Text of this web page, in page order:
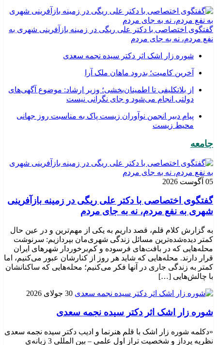
گفتگوی اختصاصی با دکتر علی ریگی در زمینه بازآفرینی شهری به
نفع مردم، نه به جای مردم
شوره زار اشک اثر دکتر سیده نجمه سعدی
​آخرین کامیت؛ بدرود ماهان ملک آرا
از بلاتکلیفی تا اطمینان‌بخشی؛ وزیر ارشاد: موضوع آگهی‌های
دولتی انجام می‌شود و جای نگرانی نیست
پیام دبیر انجمن نوآوران زیست پاک به مناسبت روز جهانی
محیط زیست
جامعه
05 آگوست 2026
گفتگوی اختصاصی با دکتر علی ریگی در زمینه بازآفرینی
شهری به نفع مردم، نه به جای مردم
به گزارش کلام قلم، قصد داریم به یکی از مهم‌ترین و در عین حال
کمتر دیده‌شده‌ترین مسائل زندگی شهری‌مان بپردازیم: سرنوشت
محله‌هایی که در بافت‌های فرسوده و کم‌برخوردار شهرهای ایران
قرار دارند. محله‌هایی که شاید هر روز از کنارشان عبور می‌کنیم، اما
کمتر به زندگی جاری در آنها فکر می‌کنیم؛ محله‌هایی که ساکنانشان
با چالش‌هایی […]
30 جولای 2026
شوره زار اشک اثر دکتر سیده نجمه سعدی
«دکلمه شوره زار اشک با قلم هنرنما و ادیب دکتر سیده نجمه سعدی
نظریه پرداز و شخصیت تراز اول علمی – بین المللی 3 زبانه‌ی